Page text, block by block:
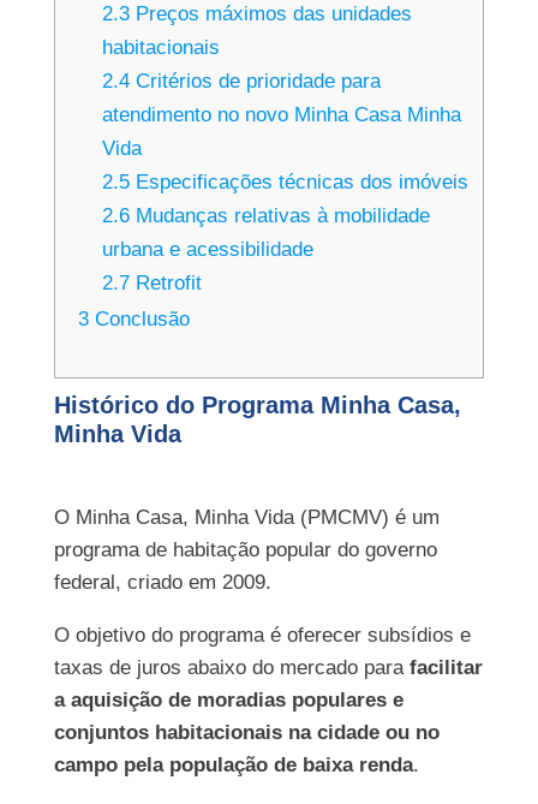
2.3 Preços máximos das unidades
habitacionais
2.4 Critérios de prioridade para
atendimento no novo Minha Casa Minha
Vida
2.5 Especificações técnicas dos imóveis
2.6 Mudanças relativas à mobilidade
urbana e acessibilidade
2.7 Retrofit
3 Conclusão
Histórico do Programa Minha Casa,
Minha Vida
O Minha Casa, Minha Vida (PMCMV) é um
programa de habitação popular do governo
federal, criado em 2009.
O objetivo do programa é oferecer subsídios e
taxas de juros abaixo do mercado para facilitar
a aquisição de moradias populares e
conjuntos habitacionais na cidade ou no
campo pela população de baixa renda.